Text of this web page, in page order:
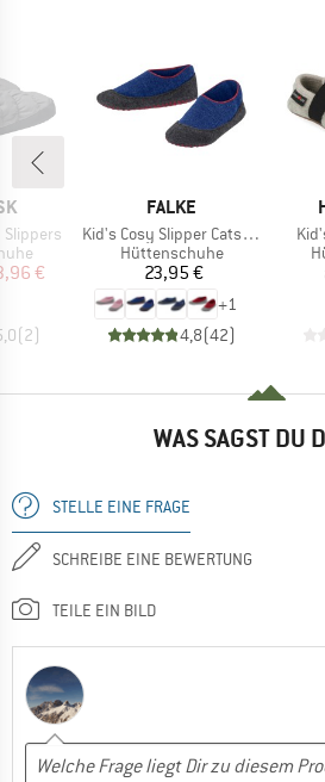
Preis
€
(2)
MARKE
FALKE
Artikel
Kid's Cosy Slipper Catspads
Produktgruppe
Hüttenschuhe
Preis
23,95 €
+1
4,8(42)
WAS SAGST DU
STELLE EINE FRAGE
SCHREIBE EINE BEWERTUNG
TEILE EIN BILD